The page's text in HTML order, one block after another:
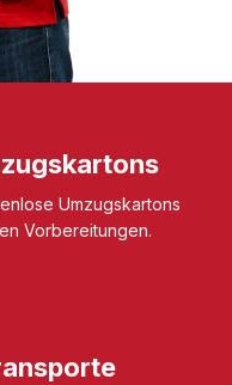
Umzugskartons
Vorbereitungen.